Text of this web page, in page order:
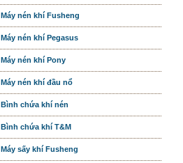
Máy nén khí Fusheng
Máy nén khí Pegasus
Máy nén khí Pony
Máy nén khí đầu nổ
Bình chứa khí nén
Bình chứa khí T&M
Máy sấy khí Fusheng